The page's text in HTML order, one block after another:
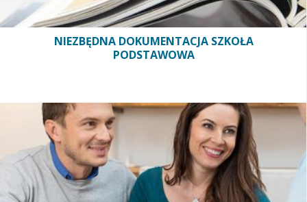
NIEZBĘDNA DOKUMENTACJA SZKOŁA
PODSTAWOWA